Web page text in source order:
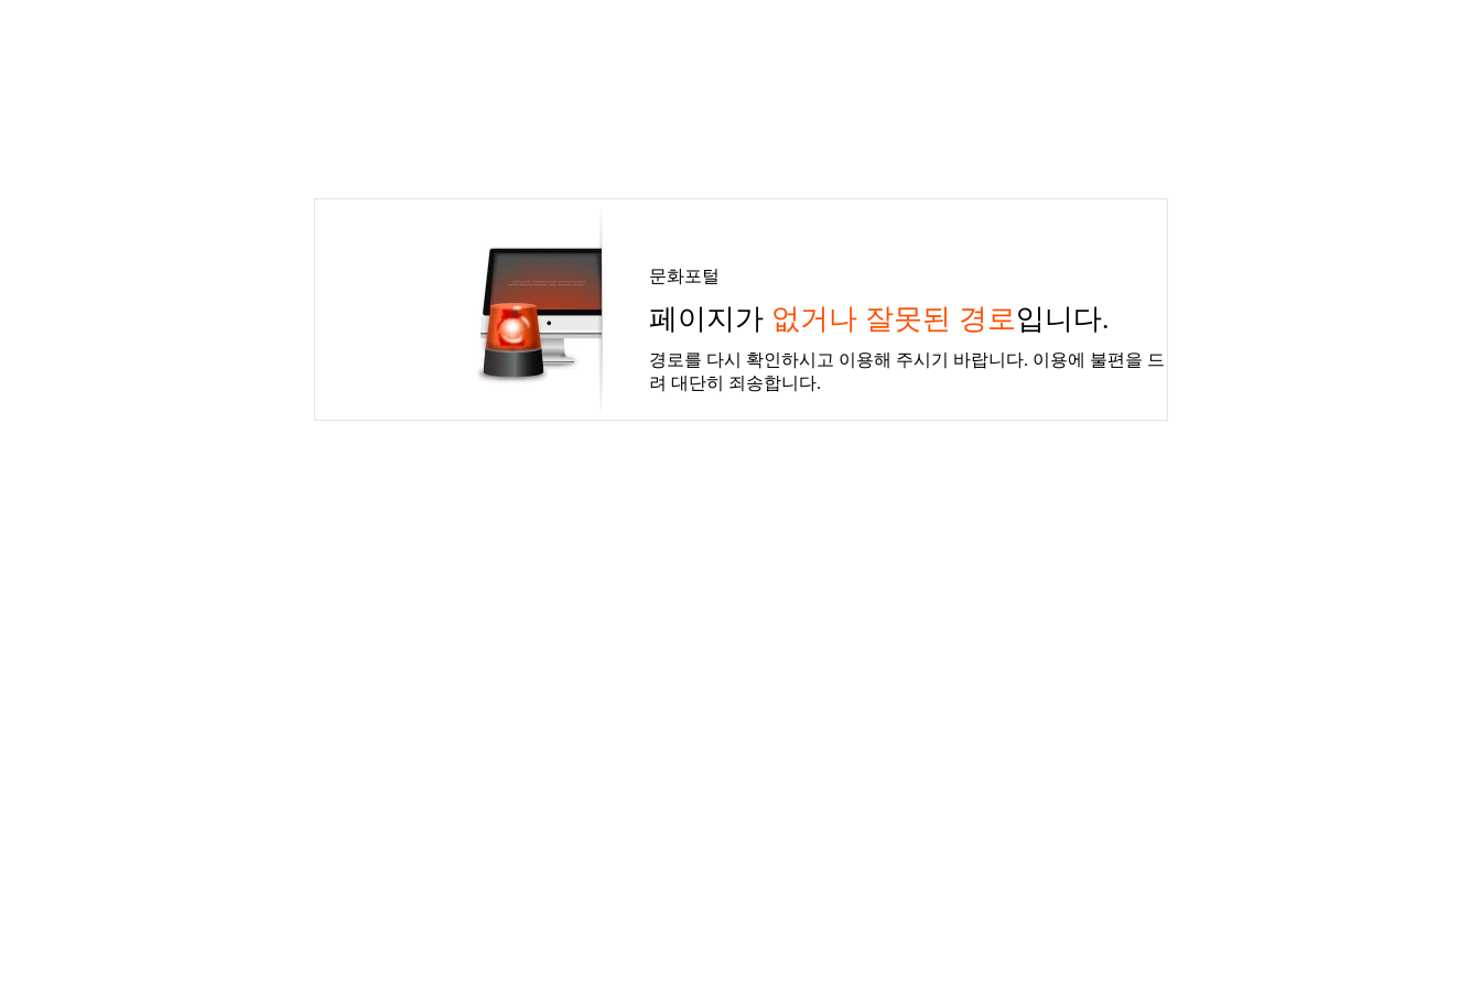
문화포털
페이지가 없거나 잘못된 경로입니다.
경로를 다시 확인하시고 이용해 주시기 바랍니다. 이용에 불편을 드
려 대단히 죄송합니다.